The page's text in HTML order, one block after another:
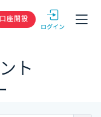
GMOクリック
口座開設
ト